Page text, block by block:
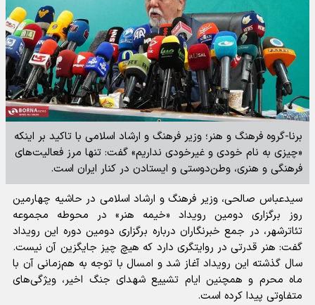
برنا-گروه فرهنگ و هنر؛ وزیر فرهنگ و ارشاد اسلامی با تاکید بر اینکه
«چیزی به نام خودی و غیرخودی نداریم» گفت: تنها مرز فعالیت‌های
فرهنگی و هنری، وطن‌دوستی و ایستادن در کنار ایران است.
سیدعباس صالحی، وزیر فرهنگ و ارشاد اسلامی در حاشیه چهارمین
روز برگزاری دومین رویداد «خیمه هنر» در محوطه مجموعه
تئاترشهر، در جمع خبرنگاران درباره برگزاری دومین دوره این رویداد
گفت: هنر قدرتی در روایتگری دارد که هیچ چیز جایگزین آن نیست.
سال گذشته این رویداد آغاز شد و امسال با توجه به هم‌زمانی آن با
ماه محرم و همچنین ایام تشییع شهدای جنگ اخیر، ویژگی‌های
متفاوتی پیدا کرده است.